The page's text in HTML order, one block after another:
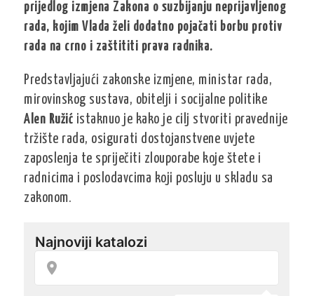
prijedlog izmjena Zakona o suzbijanju neprijavljenog
rada, kojim Vlada želi dodatno pojačati borbu protiv
rada na crno i zaštititi prava radnika.
Predstavljajući zakonske izmjene, ministar rada,
mirovinskog sustava, obitelji i socijalne politike
Alen Ružić istaknuo je kako je cilj stvoriti pravednije
tržište rada, osigurati dostojanstvene uvjete
zaposlenja te spriječiti zlouporabe koje štete i
radnicima i poslodavcima koji posluju u skladu sa
zakonom.